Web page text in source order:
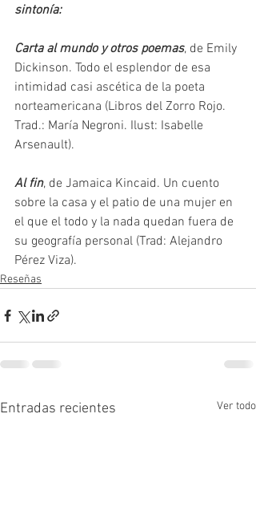
sintonía:
Carta al mundo y otros poemas, de Emily
Dickinson. Todo el esplendor de esa
intimidad casi ascética de la poeta
norteamericana (Libros del Zorro Rojo.
Trad.: María Negroni. Ilust: Isabelle
Arsenault).
Al fin, de Jamaica Kincaid. Un cuento
sobre la casa y el patio de una mujer en
el que el todo y la nada quedan fuera de
su geografía personal (Trad: Alejandro
Pérez Viza).
Reseñas
Entradas recientes Ver todo